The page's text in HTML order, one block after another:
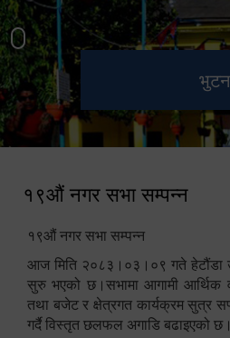
हेटौंडा
मनकामना
१९औं नगर सभा सम्पन्न
१९औं नगर सभा सम्पन्न
आज मिति २०८३।०३।०९ गते हेटौंडा
सुरु भएको छ।सभामा आगामी आर्थिक
तथा बजेट र क्षेत्रगत कार्यक्रम सुत्र
गर्दै विस्तृत छलफल अगाडि बढाइएको छ।